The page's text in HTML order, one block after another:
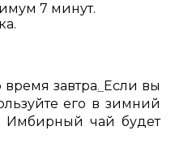
7 минут.
завтра. Если вы
его в зимний
Имбирный чай будет